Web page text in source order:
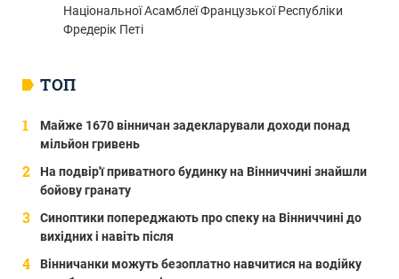
ТОП
Майже 1670 вінничан задекларували доходи понад
мільйон гривень
На подвір'ї приватного будинку на Вінниччині знайшли
бойову гранату
Синоптики попереджають про спеку на Вінниччині до
вихідних і навіть після
Вінничанки можуть безоплатно навчитися на водійку
Національної Асамблеї Французької Республіки
Фредерік Петі